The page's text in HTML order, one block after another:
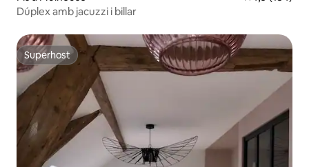
Dúplex amb jacuzzi i billar
Superhost
Superhost